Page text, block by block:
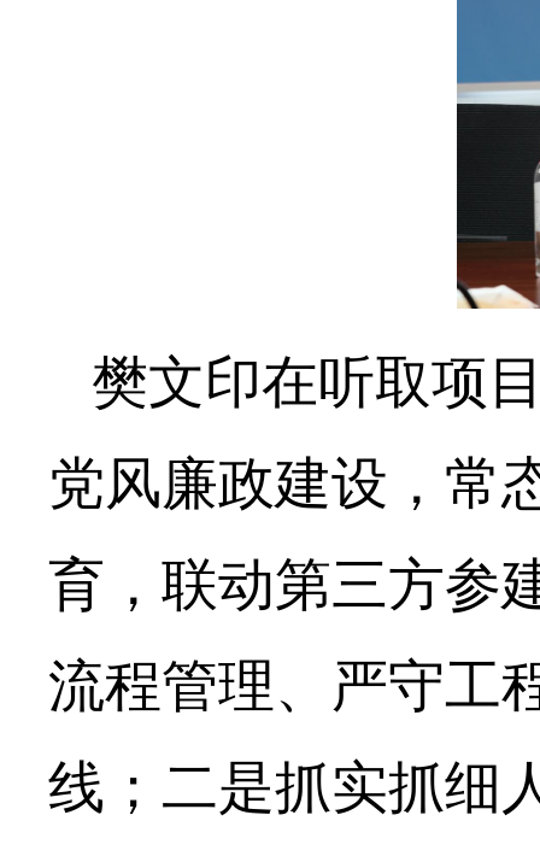
樊文印在听取项
党风廉政建设，常
育，联动第三方参
流程管理、严守工
线；二是抓实抓细